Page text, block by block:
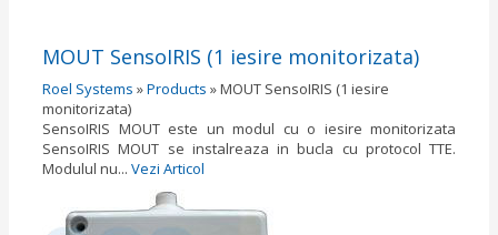
MOUT SensoIRIS (1 iesire monitorizata)
Roel Systems »Products »MOUT SensoIRIS (1 iesire
monitorizata)
SensoIRIS MOUT este un modul cu o iesire monitorizata
SensoIRIS MOUT se instalreaza in bucla cu protocol TTE.
Modulul nu... Vezi Articol